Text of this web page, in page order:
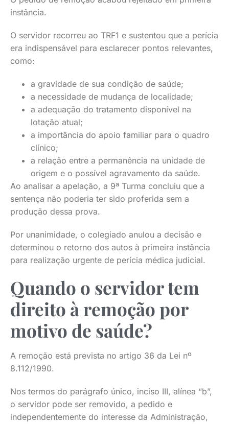
instância.
O servidor recorreu ao TRF1 e sustentou que a perícia
era indispensável para esclarecer pontos relevantes,
como:
a gravidade de sua condição de saúde;
a necessidade de mudança de localidade;
a adequação do tratamento disponível na
lotação atual;
a importância do apoio familiar para o quadro
clínico;
a relação entre a permanência na unidade de
origem e o possível agravamento da saúde.
Ao analisar a apelação, a 9ª Turma concluiu que a
sentença não poderia ter sido proferida sem a
produção dessa prova.
Por unanimidade, o colegiado anulou a decisão e
determinou o retorno dos autos à primeira instância
para realização urgente de perícia médica judicial.
Quando o servidor tem
direito à remoção por
motivo de saúde?
A remoção está prevista no artigo 36 da Lei nº
8.112/1990.
Nos termos do parágrafo único, inciso III, alínea “b”,
o servidor pode ser removido, a pedido e
independentemente do interesse da Administração,